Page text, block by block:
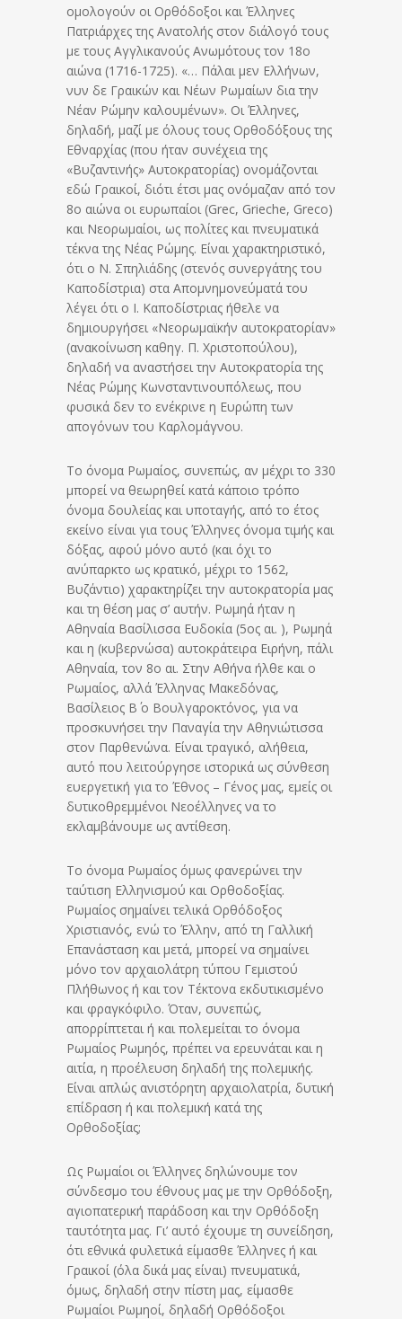
ομολογούν οι Ορθόδοξοι και Έλληνες
Πατριάρχες της Ανατολής στον διάλογό τους
με τους Αγγλικανούς Ανωμότους τον 18ο
αιώνα (1716-1725). «… Πάλαι μεν Ελλήνων,
νυν δε Γραικών και Νέων Ρωμαίων δια την
Νέαν Ρώμην καλουμένων». Οι Έλληνες,
δηλαδή, μαζί με όλους τους Ορθοδόξους της
Εθναρχίας (που ήταν συνέχεια της
«Βυζαντινής» Αυτοκρατορίας) ονομάζονται
εδώ Γραικοί, διότι έτσι μας ονόμαζαν από τον
8ο αιώνα οι ευρωπαίοι (Grec, Grieche, Greco)
και Νεορωμαίοι, ως πολίτες και πνευματικά
τέκνα της Νέας Ρώμης. Είναι χαρακτηριστικό,
ότι ο Ν. Σπηλιάδης (στενός συνεργάτης του
Καποδίστρια) στα Απομνημονεύματά του
λέγει ότι ο Ι. Καποδίστριας ήθελε να
δημιουργήσει «Νεορωμαϊκήν αυτοκρατορίαν»
(ανακοίνωση καθηγ. Π. Χριστοπούλου),
δηλαδή να αναστήσει την Αυτοκρατορία της
Νέας Ρώμης Κωνσταντινουπόλεως, που
φυσικά δεν το ενέκρινε η Ευρώπη των
απογόνων του Καρλομάγνου.
Το όνομα Ρωμαίος, συνεπώς, αν μέχρι το 330
μπορεί να θεωρηθεί κατά κάποιο τρόπο
όνομα δουλείας και υποταγής, από το έτος
εκείνο είναι για τους Έλληνες όνομα τιμής και
δόξας, αφού μόνο αυτό (και όχι το
ανύπαρκτο ως κρατικό, μέχρι το 1562,
Βυζάντιο) χαρακτηρίζει την αυτοκρατορία μας
και τη θέση μας σ’ αυτήν. Ρωμηά ήταν η
Αθηναία Βασίλισσα Ευδοκία (5ος αι. ), Ρωμηά
και η (κυβερνώσα) αυτοκράτειρα Ειρήνη, πάλι
Αθηναία, τον 8ο αι. Στην Αθήνα ήλθε και ο
Ρωμαίος, αλλά Έλληνας Μακεδόνας,
Βασίλειος Β΄ ο Βουλγαροκτόνος, για να
προσκυνήσει την Παναγία την Αθηνιώτισσα
στον Παρθενώνα. Είναι τραγικό, αλήθεια,
αυτό που λειτούργησε ιστορικά ως σύνθεση
ευεργετική για το Έθνος – Γένος μας, εμείς οι
δυτικοθρεμμένοι Νεοέλληνες να το
εκλαμβάνουμε ως αντίθεση.
Το όνομα Ρωμαίος όμως φανερώνει την
ταύτιση Ελληνισμού και Ορθοδοξίας.
Ρωμαίος σημαίνει τελικά Ορθόδοξος
Χριστιανός, ενώ το Έλλην, από τη Γαλλική
Επανάσταση και μετά, μπορεί να σημαίνει
μόνο τον αρχαιολάτρη τύπου Γεμιστού
Πλήθωνος ή και τον Τέκτονα εκδυτικισμένο
και φραγκόφιλο. Όταν, συνεπώς,
απορρίπτεται ή και πολεμείται το όνομα
Ρωμαίος Ρωμηός, πρέπει να ερευνάται και η
αιτία, η προέλευση δηλαδή της πολεμικής.
Είναι απλώς ανιστόρητη αρχαιολατρία, δυτική
επίδραση ή και πολεμική κατά της
Ορθοδοξίας;
Ως Ρωμαίοι οι Έλληνες δηλώνουμε τον
σύνδεσμο του έθνους μας με την Ορθόδοξη,
αγιοπατερική παράδοση και την Ορθόδοξη
ταυτότητα μας. Γι’ αυτό έχουμε τη συνείδηση,
ότι εθνικά φυλετικά είμασθε Έλληνες ή και
Γραικοί (όλα δικά μας είναι) πνευματικά,
όμως, δηλαδή στην πίστη μας, είμασθε
Ρωμαίοι Ρωμηοί, δηλαδή Ορθόδοξοι